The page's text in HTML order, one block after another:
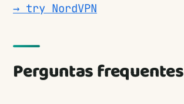
→ try NordVPN
Perguntas frequentes